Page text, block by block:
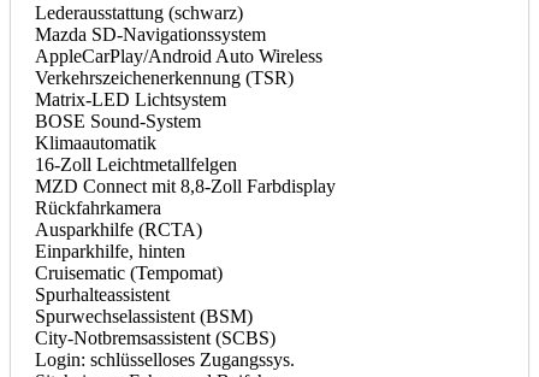
Lederausstattung (schwarz)
Mazda SD-Navigationssystem
AppleCarPlay/Android Auto Wireless
Verkehrszeichenerkennung (TSR)
Matrix-LED Lichtsystem
BOSE Sound-System
Klimaautomatik
16-Zoll Leichtmetallfelgen
MZD Connect mit 8,8-Zoll Farbdisplay
Rückfahrkamera
Ausparkhilfe (RCTA)
Einparkhilfe, hinten
Cruisematic (Tempomat)
Spurhalteassistent
Spurwechselassistent (BSM)
City-Notbremsassistent (SCBS)
Login: schlüsselloses Zugangssys.